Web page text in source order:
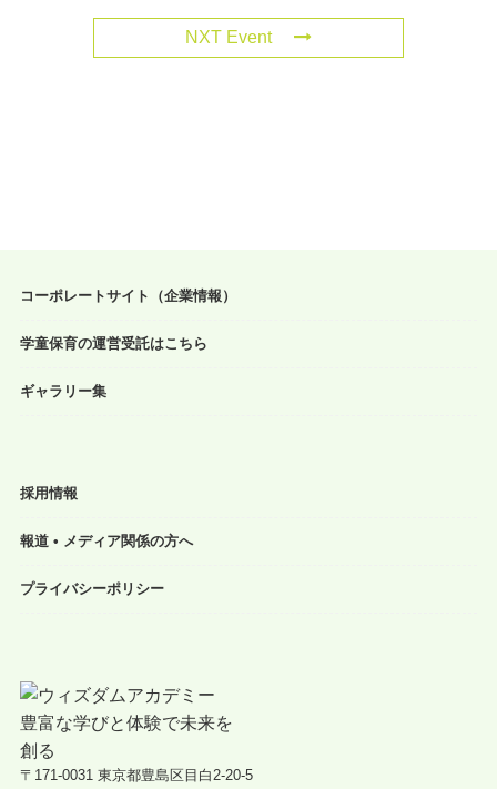
NXT Event
コーポレートサイト（企業情報）
学童保育の運営受託はこちら
ギャラリー集
採用情報
報道 • メディア関係の方へ
プライバシーポリシー
〒171-0031 東京都豊島区目白2-20-5